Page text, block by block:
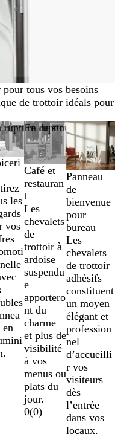
tous vos besoins
de trottoir idéals pour
rupture de stock
les
vos
en
En rupture de stock
Café et
restauran
t
Les
chevalets
de
trottoir à
ardoise
suspendu
e
apportero
nt du
charme
et plus de
visibilité
à vos
menus ou
plats du
jour.
0(0)
Panneau
de
bienvenue
pour
bureau
Les
chevalets
de trottoir
adhésifs
constituent
un moyen
élégant et
profession
nel
d’accueilli
r vos
visiteurs
dès
l’entrée
dans vos
locaux.